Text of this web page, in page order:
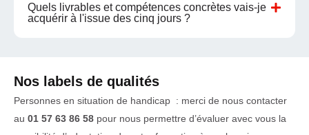
Quels livrables et compétences concrètes vais-je
acquérir à l'issue des cinq jours ?
Nos labels de qualités
Personnes en situation de handicap : merci de nous contacter
au 01 57 63 86 58 pour nous permettre d’évaluer avec vous la